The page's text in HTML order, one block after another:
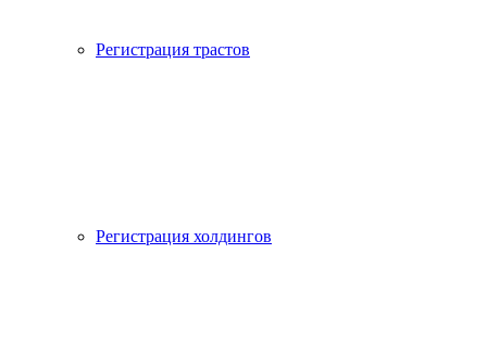
Регистрация трастов
Регистрация холдингов